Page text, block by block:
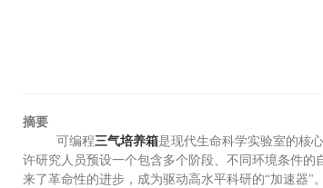
摘要
可编程三气培养箱是现代生命科学实验室的核
许研究人员预设一个包含多个阶段、不同环境条件
来了革命性的进步，成为驱动高水平科研的“加速器"。